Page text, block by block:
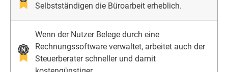
Selbstständigen die Büroarbeit erheblich.
Wenn der Nutzer Belege durch eine
Rechnungssoftware verwaltet, arbeitet auch der
Steuerberater schneller und damit